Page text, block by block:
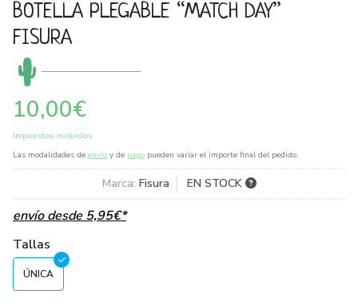
BOTELLA PLEGABLE “MATCH DAY”
FISURA
10,00€
Impuestos incluidos
Las modalidades de envío y de pago pueden variar el importe final del pedido.
Marca: Fisura EN STOCK
envío desde5,95€*
Tallas
ÚNICA